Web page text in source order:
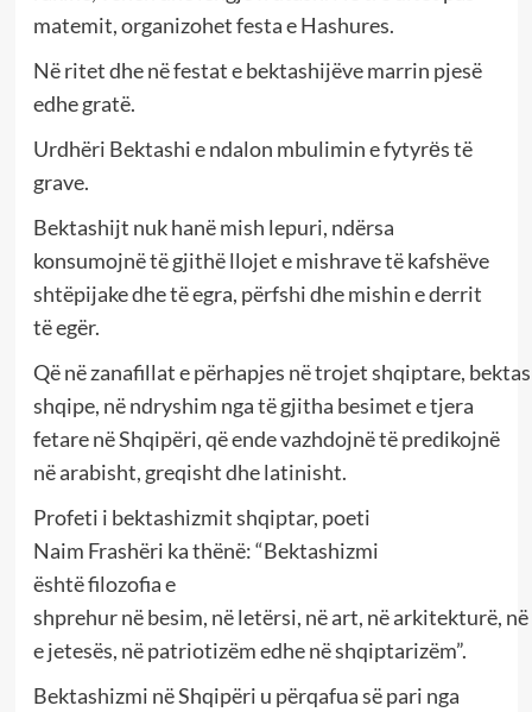
matemit, organizohet festa e Hashures.
Në ritet dhe në festat e bektashijëve marrin pjesë
edhe gratë.
Urdhëri Bektashi e ndalon mbulimin e fytyrёs të
grave.
Bektashijt nuk hanë mish lepuri, ndërsa
konsumojnë të gjithë llojet e mishrave të kafshëve
shtëpijake dhe të egra, përfshi dhe mishin e derrit
të egër.
Që në zanafillat e përhapjes në trojet shqiptare,
shqipe, në ndryshim nga të gjitha besimet e tjera
fetare në Shqipëri, që ende vazhdojnë të predikojnë
në arabisht, greqisht dhe latinisht.
Profeti i bektashizmit shqiptar, poeti
Naim Frashëri ka thënë: “Bektashizmi
është filozofia e
shprehur në besim, në letërsi, në art, në arkitekturë,
e jetesës, në patriotizëm edhe në shqiptarizëm”.
Bektashizmi në Shqipëri u përqafua së pari nga